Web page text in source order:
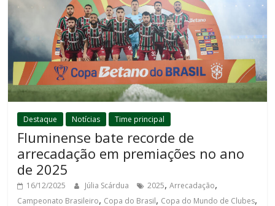
Destaque Notícias Time principal
Fluminense bate recorde de
arrecadação em premiações no ano
de 2025
16/12/2025 Júlia Scárdua 2025,Arrecadação,
Campeonato Brasileiro, Copa do Brasil, Copa do Mundo de Clubes,